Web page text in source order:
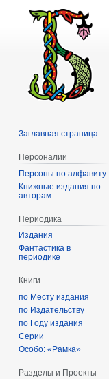
Заглавная страница
Персоналии
Персоны по алфавиту
Книжные издания по
авторам
Периодика
Издания
Фантастика в
периодике
Книги
по Месту издания
по Издательству
по Году издания
Серии
Особо: «Рамка»
Разделы и Проекты